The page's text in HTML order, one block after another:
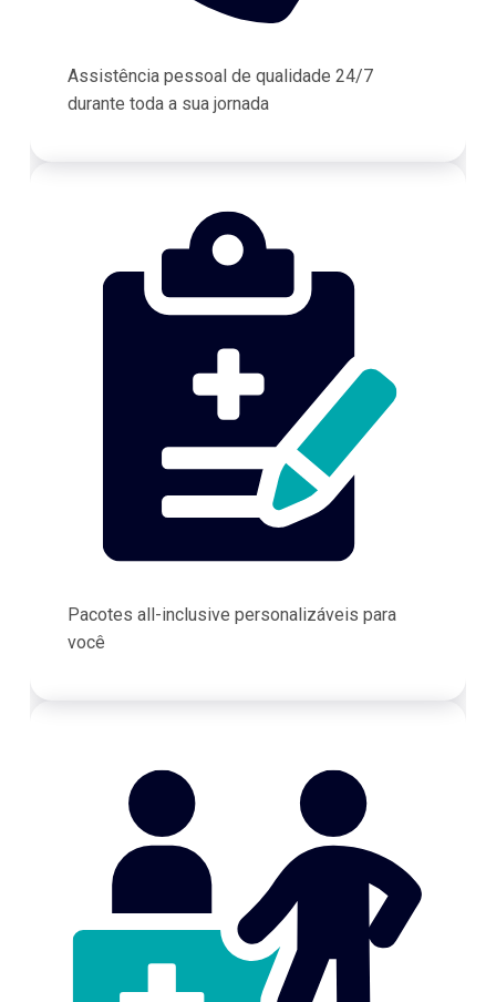
Assistência pessoal de qualidade 24/7
durante toda a sua jornada
Pacotes all-inclusive personalizáveis para
você